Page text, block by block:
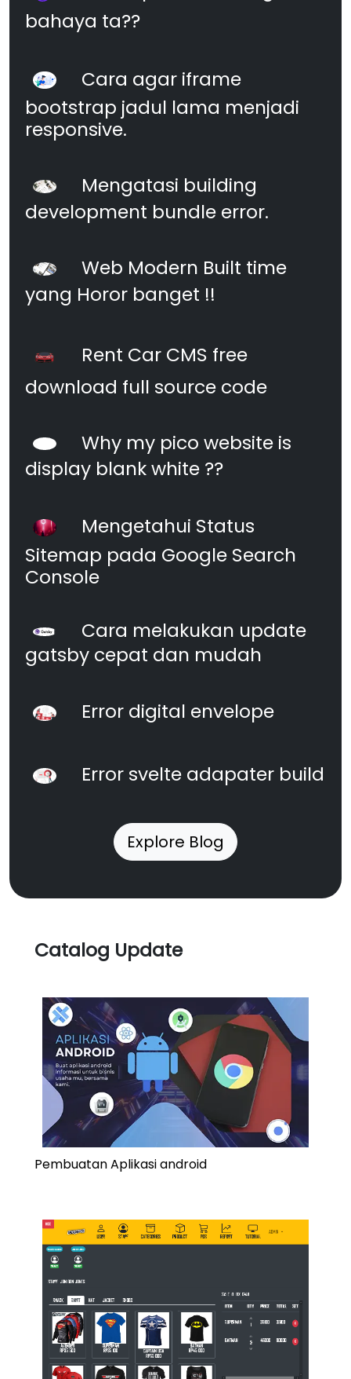
bahaya ta??
Cara agar iframe
bootstrap jadul lama menjadi
responsive.
Mengatasi building
development bundle error.
Web Modern Built time
yang Horor banget !!
Rent Car CMS free
download full source code
Why my pico website is
display blank white ??
Mengetahui Status
Sitemap pada Google Search
Console
Cara melakukan update
gatsby cepat dan mudah
Error digital envelope
Error svelte adapater build
Explore Blog
Catalog Update
Pembuatan Aplikasi android